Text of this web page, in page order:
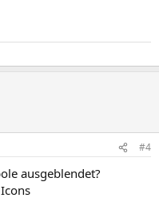
#4
ausgeblendet?